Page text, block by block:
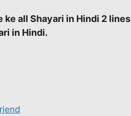
ke all Shayari in Hindi 2 lines
in Hindi.